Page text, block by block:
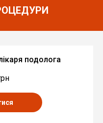
подолога